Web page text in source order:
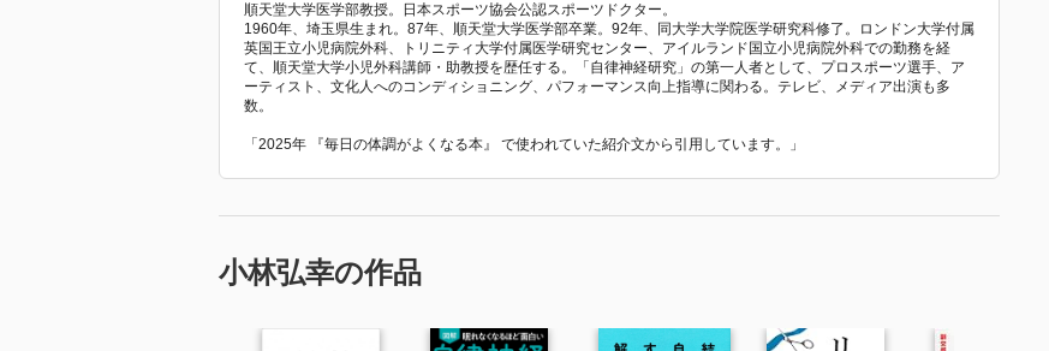
順天堂大学医学部教授。日本スポーツ協会公認スポーツドクター。
1960年、埼玉県生まれ。87年、順天堂大学医学部卒業。92年、同大学大学院医学研究科修了。ロンドン大学付属
英国王立小児病院外科、トリニティ大学付属医学研究センター、アイルランド国立小児病院外科での勤務を経
て、順天堂大学小児外科講師・助教授を歴任する。「自律神経研究」の第一人者として、プロスポーツ選手、ア
ーティスト、文化人へのコンディショニング、パフォーマンス向上指導に関わる。テレビ、メディア出演も多
数。
「2025年 『毎日の体調がよくなる本』 で使われていた紹介文から引用しています。」
小林弘幸の作品